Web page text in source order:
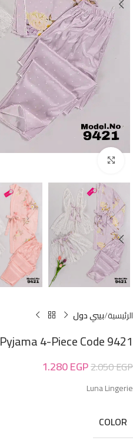
الرئيسية بيبي دول
Pyjama 4-Piece Code 9421
2.050EGP
1.280EGP
Luna Lingerie
COLOR